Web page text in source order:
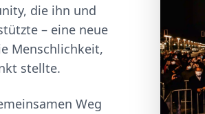
die ihn und
– eine neue
Menschlichkeit,
stellte.
Weg